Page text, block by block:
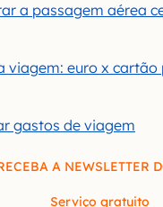
a passagem aérea
viagem: euro x
gastos de viagem
A NEWSLETTER
Serviço gratuito